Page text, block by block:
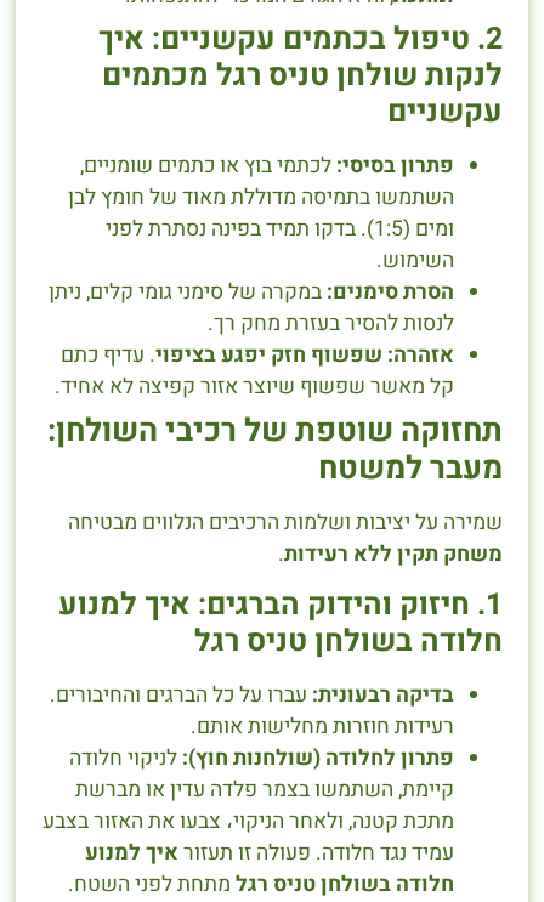
2. טיפול בכתמים עקשניים: איך
לנקות שולחן טניס רגל מכתמים
עקשניים
פתרון בסיסי: לכתמי בוץ או כתמים שומניים,
השתמשו בתמיסה מדוללת מאוד של חומץ לבן
ומים (1:5). בדקו תמיד בפינה נסתרת לפני
השימוש.
הסרת סימנים: במקרה של סימני גומי קלים, ניתן
לנסות להסיר בעזרת מחק רך.
אזהרה: שפשוף חזק יפגע בציפוי. עדיף כתם
קל מאשר שפשוף שיוצר אזור קפיצה לא אחיד.
תחזוקה שוטפת של רכיבי השולחן:
מעבר למשטח
שמירה על יציבות ושלמות הרכיבים הנלווים מבטיחה
משחק תקין ללא רעידות.
1. חיזוק והידוק הברגים: איך למנוע
חלודה בשולחן טניס רגל
בדיקה רבעונית: עברו על כל הברגים והחיבורים.
רעידות חוזרות מחלישות אותם.
פתרון לחלודה (שולחנות חוץ): לניקוי חלודה
קיימת, השתמשו בצמר פלדה עדין או מברשת
מתכת קטנה, ולאחר הניקוי، צבעו את האזור בצבע
עמיד נגד חלודה. פעולה זו תעזור איך למנוע
חלודה בשולחן טניס רגל מתחת לפני השטח.